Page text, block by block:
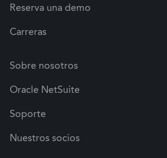
Reserva una demo
Carreras
Sobre nosotros
Oracle NetSuite
Soporte
Nuestros socios